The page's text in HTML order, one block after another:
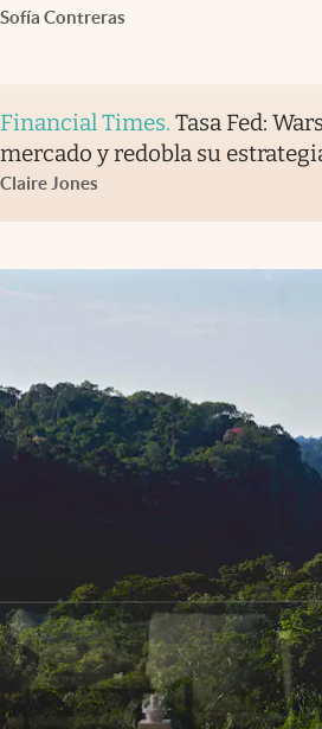
Sofía Contreras
Financial Times. Tasa Fed:
mercado y redobla su
Claire Jones